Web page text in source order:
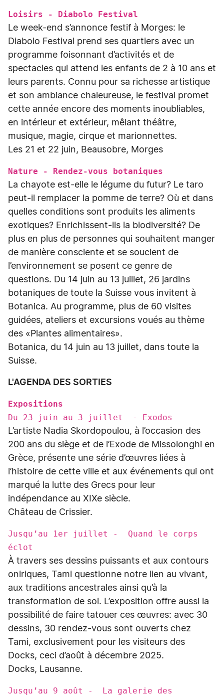
Loisirs - Diabolo Festival
Le week-end s’annonce festif à Morges: le
Diabolo Festival prend ses quartiers avec un
programme foisonnant d’activités et de
spectacles qui attend les enfants de 2 à 10 ans et
leurs parents. Connu pour sa richesse artistique
et son ambiance chaleureuse, le festival promet
cette année encore des moments inoubliables,
en intérieur et extérieur, mêlant théâtre,
musique, magie, cirque et marionnettes.
Les 21 et 22 juin, Beausobre, Morges
Nature - Rendez-vous botaniques
La chayote est-elle le légume du futur? Le taro
peut-il remplacer la pomme de terre? Où et dans
quelles conditions sont produits les aliments
exotiques? Enrichissent-ils la biodiversité? De
plus en plus de personnes qui souhaitent manger
de manière consciente et se soucient de
l’environnement se posent ce genre de
questions. Du 14 juin au 13 juillet, 26 jardins
botaniques de toute la Suisse vous invitent à
Botanica. Au programme, plus de 60 visites
guidées, ateliers et excursions voués au thème
des «Plantes alimentaires».
Botanica, du 14 juin au 13 juillet, dans toute la
Suisse.
L'AGENDA DES SORTIES
Expositions
Du 23 juin au 3 juillet - Exodos
L’artiste Nadia Skordopoulou, à l’occasion des
200 ans du siège et de l’Exode de Missolonghi en
Grèce, présente une série d’œuvres liées à
l’histoire de cette ville et aux événements qui ont
marqué la lutte des Grecs pour leur
indépendance au XIXe siècle.
Château de Crissier.
Jusqu’au 1er juillet - Quand le corps
éclot
À travers ses dessins puissants et aux contours
oniriques, Tami questionne notre lien au vivant,
aux traditions ancestrales ainsi qu’à la
transformation de soi. L’exposition offre aussi la
possibilité de faire tatouer ces œuvres: avec 30
dessins, 30 rendez-vous sont ouverts chez
Tami, exclusivement pour les visiteurs des
Docks, ceci d’août à décembre 2025.
Docks, Lausanne.
Jusqu’au 9 août - La galerie des